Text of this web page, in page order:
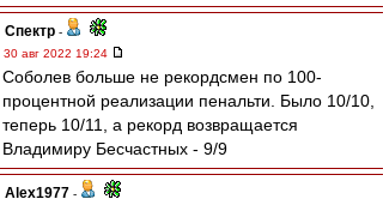
Спектр -
30 авг 2022 19:24
Соболев больше не рекордсмен по 100-
процентной реализации пенальти. Было 10/10,
теперь 10/11, а рекорд возвращается
Владимиру Бесчастных - 9/9
Alex1977 -